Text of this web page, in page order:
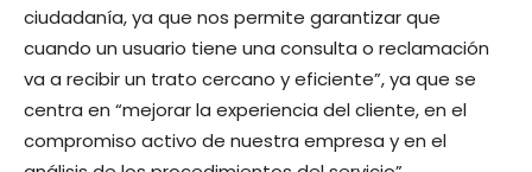
ciudadanía, ya que nos permite garantizar que
cuando un usuario tiene una consulta o reclamación
va a recibir un trato cercano y eficiente”, ya que se
centra en “mejorar la experiencia del cliente, en el
compromiso activo de nuestra empresa y en el